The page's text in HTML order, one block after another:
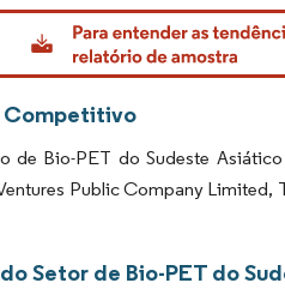
Intelligence. O reuso requer atribuição
Competitivo
de Bio-PET do Sudeste
Public Company Limited,
Setor de Bio-PET do